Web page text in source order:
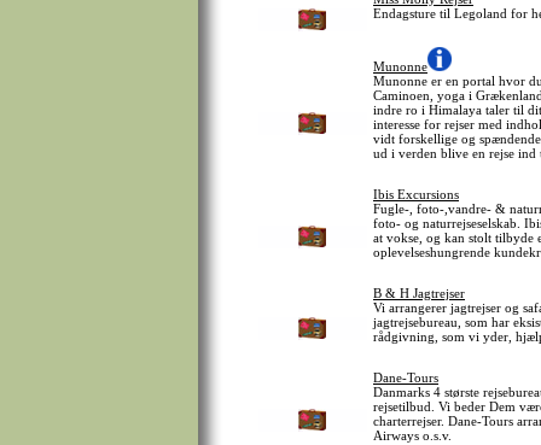
Endagsture til Legoland for
Munonne
Munonne er en portal hvor
Caminoen, yoga i
indre ro i Himalaya taler til
interesse for rejser med
vidt forskellige og
ud i verden blive en rejse
Ibis Excursions
Fugle-, foto-,vandre- &
foto- og naturrejseselskab.
at vokse, og kan stolt tilbyde
oplevelseshungrende
B & H Jagtrejser
Vi arrangerer jagtrejser og
jagtrejsebureau, som har
rådgivning, som vi yder,
Dane-Tours
Danmarks 4 største
rejsetilbud. Vi beder Dem
charterrejser. Dane-Tours
Airways o.s.v.